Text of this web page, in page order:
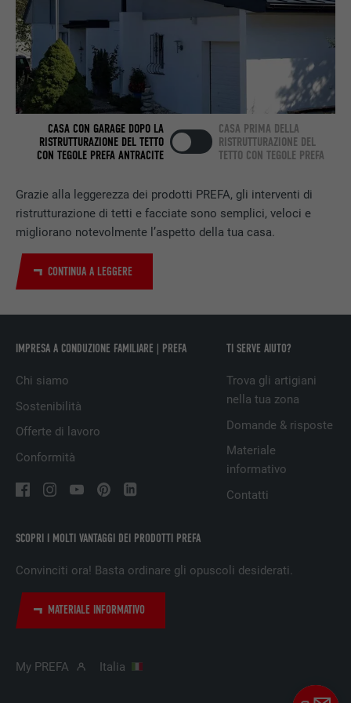
Grazie alla leggerezza dei prodotti PREFA, gli interventi di
ristrutturazione di tetti e facciate sono semplici, veloci e
migliorano notevolmente l’aspetto della tua casa.
CONTINUA A LEGGERE
CASA CON GARAGE DOPO LA
RISTRUTTURAZIONE DEL TETTO
CON TEGOLE PREFA ANTRACITE
CASA PRIMA DELLA
RISTRUTTURAZIONE DEL
TETTO CON TEGOLE PREFA
SCOPRI I MOLTI VANTAGGI DEI PRODOTTI PREFA
Convinciti ora! Basta ordinare gli opuscoli desiderati.
MATERIALE INFORMATIVO
IMPRESA A CONDUZIONE FAMILIARE | PREFA
Chi siamo
Sostenibilità
Offerte di lavoro
Conformità
TI SERVE AIUTO?
Trova gli artigiani
nella tua zona
Domande & risposte
Materiale
informativo
Contatti
My PREFA Italia
SCOPO
Utilizzato dal servizio di social network
LinkedIn per il tracking dell’utilizzo di
prestazioni di servizio integrate.
NOME bscookie
PROVIDER LinkedIn
SCOPO
Utilizzato dal servizio di social network
LinkedIn per il tracking dell’utilizzo di
prestazioni di servizio integrate.
NOME UserMatchHistory
Utilizzato per il tracking degli utenti su
pubblicitari rilevanti sulla base delle
NOME
PROVIDER LinkedIn
DECORSO 1 giorno
Utilizzato dal servizio di social network